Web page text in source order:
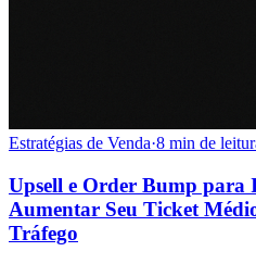
Estratégias de Venda·8 min de
Upsell e Order Bump para
Aumentar Seu Ticket
Tráfego